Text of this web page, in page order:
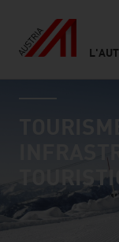
Inhalt
industry page